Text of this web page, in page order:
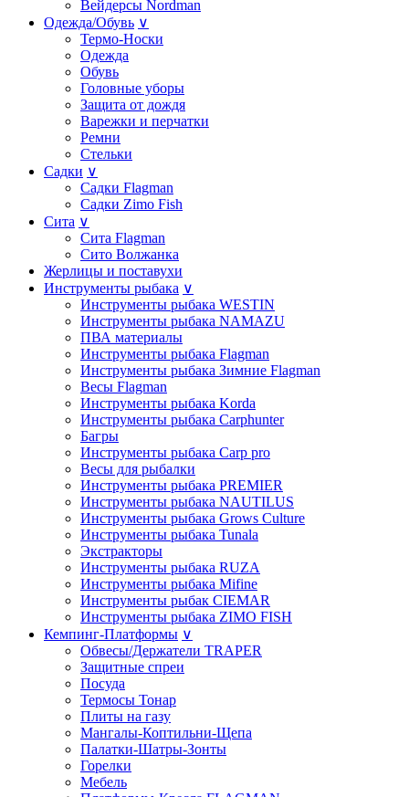
Вейдерсы Nordman
Одежда/Обувь ∨
Термо-Носки
Одежда
Обувь
Головные уборы
Защита от дождя
Варежки и перчатки
Ремни
Стельки
Садки ∨
Садки Flagman
Садки Zimo Fish
Сита ∨
Сита Flagman
Сито Волжанка
Жерлицы и поставухи
Инструменты рыбака ∨
Инструменты рыбака WESTIN
Инструменты рыбака NAMAZU
ПВА материалы
Инструменты рыбака Flagman
Инструменты рыбака Зимние Flagman
Весы Flagman
Инструменты рыбака Korda
Инструменты рыбака Carphunter
Багры
Инструменты рыбака Carp pro
Весы для рыбалки
Инструменты рыбака PREMIER
Инструменты рыбака NAUTILUS
Инструменты рыбака Grows Culture
Инструменты рыбака Tunala
Экстракторы
Инструменты рыбака RUZA
Инструменты рыбака Mifine
Инструменты рыбак CIEMAR
Инструменты рыбака ZIMO FISH
Кемпинг-Платформы ∨
Обвесы/Держатели TRAPER
Защитные спреи
Посуда
Термосы Тонар
Плиты на газу
Мангалы-Коптильни-Щепа
Палатки-Шатры-Зонты
Горелки
Мебель